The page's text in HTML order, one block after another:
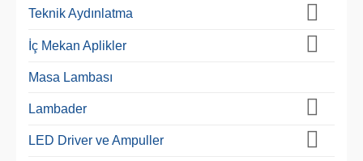
Teknik Aydınlatma
İç Mekan Aplikler
Masa Lambası
Lambader
LED Driver ve Ampuller